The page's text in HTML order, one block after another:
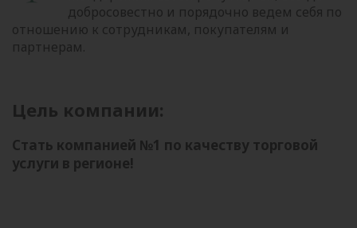
добросовестно и порядочно ведем себя по
отношению к сотрудникам, покупателям и
партнерам.
Цель компании:
Стать компанией №1 по качеству торговой
услуги в регионе!